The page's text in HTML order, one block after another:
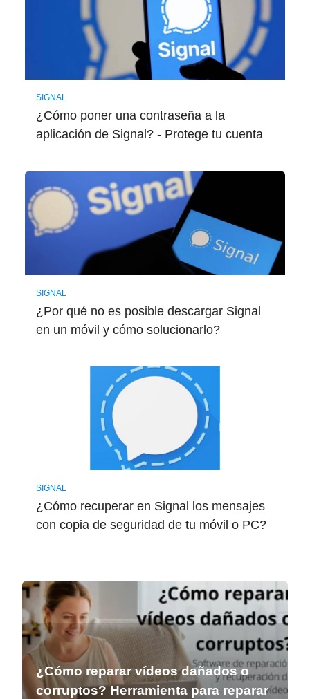
SIGNAL
¿Cómo poner una contraseña a la
aplicación de Signal? - Protege tu cuenta
SIGNAL
¿Por qué no es posible descargar Signal
en un móvil y cómo solucionarlo?
SIGNAL
¿Cómo recuperar en Signal los mensajes
con copia de seguridad de tu móvil o PC?
¿Cómo reparar vídeos dañados o
corruptos? Herramienta para reparar